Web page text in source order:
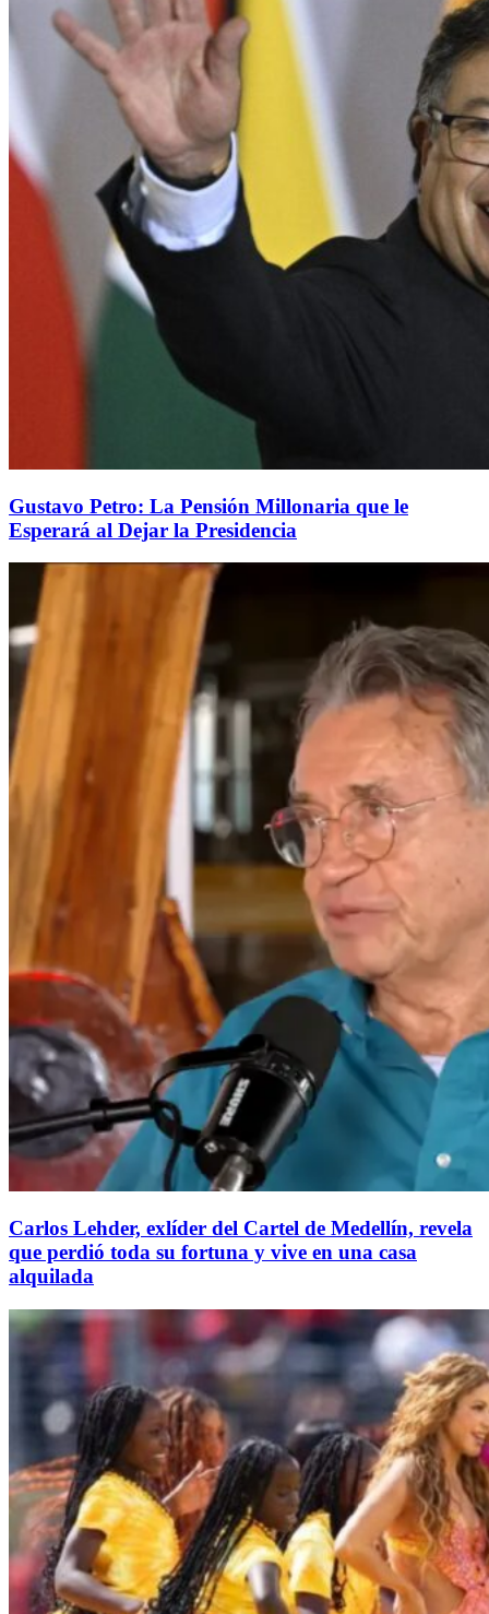
Gustavo Petro: La Pensión Millonaria que le
Esperará al Dejar la Presidencia
Carlos Lehder, exlíder del Cartel de Medellín, revela
que perdió toda su fortuna y vive en una casa
alquilada